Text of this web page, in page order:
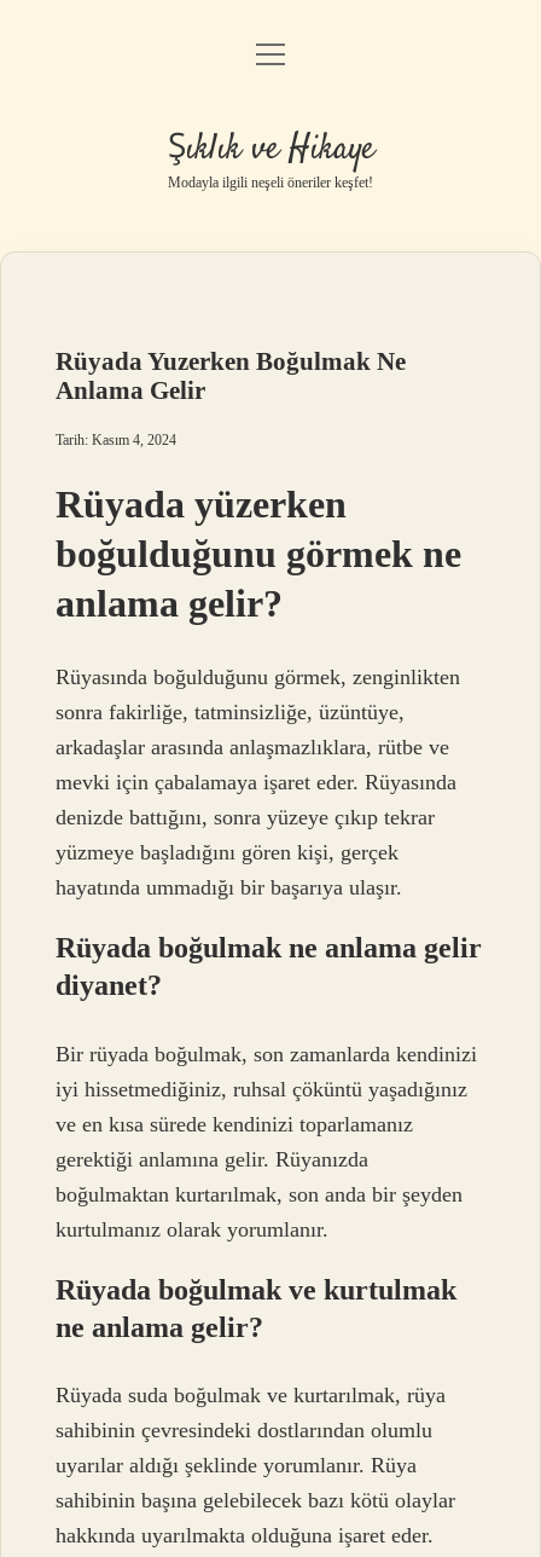
Gizlilik Politikası
Yasal Uyarı
menüyü
Şıklık ve Hikaye
Modayla ilgili neşeli öneriler keşfet!
Rüyada Yuzerken Boğulmak Ne
Anlama Gelir
Tarih: Kasım 4, 2024
Rüyada yüzerken
boğulduğunu görmek ne
anlama gelir?
Rüyasında boğulduğunu görmek, zenginlikten
sonra fakirliğe, tatminsizliğe, üzüntüye,
arkadaşlar arasında anlaşmazlıklara, rütbe ve
mevki için çabalamaya işaret eder. Rüyasında
denizde battığını, sonra yüzeye çıkıp tekrar
yüzmeye başladığını gören kişi, gerçek
hayatında ummadığı bir başarıya ulaşır.
Rüyada boğulmak ne anlama gelir
diyanet?
Bir rüyada boğulmak, son zamanlarda kendinizi
iyi hissetmediğiniz, ruhsal çöküntü yaşadığınız
ve en kısa sürede kendinizi toparlamanız
gerektiği anlamına gelir. Rüyanızda
boğulmaktan kurtarılmak, son anda bir şeyden
kurtulmanız olarak yorumlanır.
Rüyada boğulmak ve kurtulmak
ne anlama gelir?
Rüyada suda boğulmak ve kurtarılmak, rüya
sahibinin çevresindeki dostlarından olumlu
uyarılar aldığı şeklinde yorumlanır. Rüya
sahibinin başına gelebilecek bazı kötü olaylar
hakkında uyarılmakta olduğuna işaret eder.